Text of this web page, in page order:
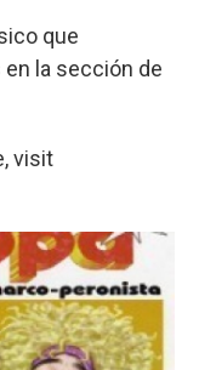
que
la sección de
visit